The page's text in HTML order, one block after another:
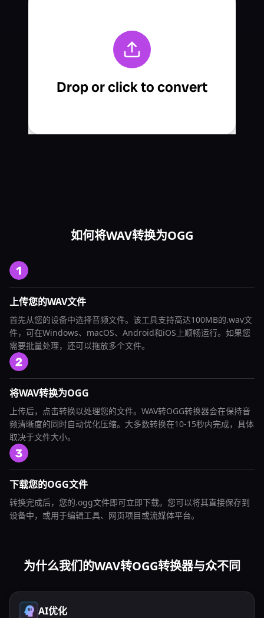
如何将WAV转换为OGG
上传您的WAV文件
首先从您的设备中选择音频文件。该工具支持高达100MB的.wav文
件，可在Windows、macOS、Android和iOS上顺畅运行。如果您
需要批量处理，还可以拖放多个文件。
将WAV转换为OGG
上传后，点击转换以处理您的文件。WAV转OGG转换器会在保持音
频清晰度的同时自动优化压缩。大多数转换在10-15秒内完成，具体
取决于文件大小。
下载您的OGG文件
转换完成后，您的.ogg文件即可立即下载。您可以将其直接保存到
设备中，或用于编辑工具、网页项目或流媒体平台。
为什么我们的WAV转OGG转换器与众不同
AI优化